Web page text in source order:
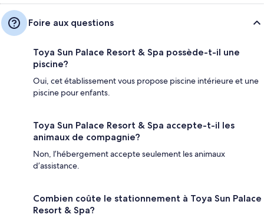
Foire aux questions
Toya Sun Palace Resort & Spa possède-t-il une
piscine?
Oui, cet établissement vous propose piscine intérieure et une
piscine pour enfants.
Toya Sun Palace Resort & Spa accepte-t-il les
animaux de compagnie?
Non, l’hébergement accepte seulement les animaux
d’assistance.
Combien coûte le stationnement à Toya Sun Palace
Resort & Spa?